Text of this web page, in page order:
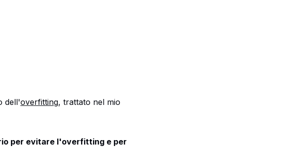
dell'overfitting, trattato nel mio
per evitare l'overfitting e per